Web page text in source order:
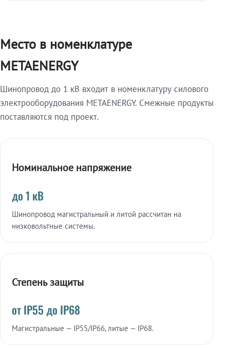
Место в номенклатуре
METAENERGY
Шинопровод до 1 кВ входит в номенклатуру силового
электрооборудования METAENERGY. Смежные продукты
поставляются под проект.
Номинальное напряжение
до 1 кВ
Шинопровод магистральный и литой рассчитан на
низковольтные системы.
Степень защиты
от IP55 до IP68
Магистральные — IP55/IP66, литые — IP68.